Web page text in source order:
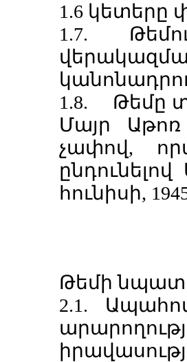
1.6 կետերը
1.7.
1.8. Թեմը
Մայր Աթոռ
չափով,
հունիսի,
Թեմի
2.1.